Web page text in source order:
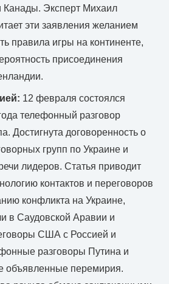
Канады. Эксперт Михаил
эти заявления желанием
правила игры на континенте,
присоединения
12 февраля состоялся
телефонный разговор
Достигнута договоренность о
групп по Украине и
лидеров. Статья приводит
контактов и переговоров
конфликта на Украине,
в Саудовской Аравии и
США с Россией и
разговоры Путина и
объявленные перемирия.